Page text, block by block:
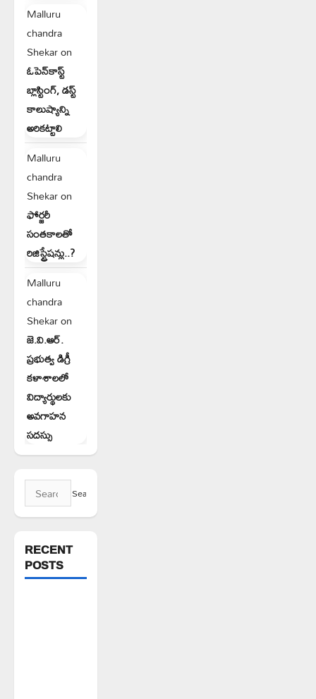
Malluru
chandra
Shekaron
ఓపెన్‌కాస్ట్
బ్లాస్టింగ్, డస్ట్
కాలుష్యాన్ని
అరికట్టాలి
Malluru
chandra
Shekaron
ఫోర్జరీ
సంతకాలతో
రిజిస్ట్రేషన్లు..?
Malluru
chandra
Shekaron
జె.వి.ఆర్.
ప్రభుత్వ డిగ్రీ
కళాశాలలో
విద్యార్థులకు
అవగాహన
సదస్సు
Search
for:
RECENT
POSTS